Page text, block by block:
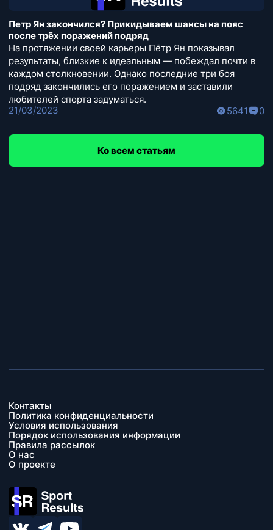
Петр Ян закончился? Прикидываем шансы на пояс
после трёх поражений подряд
На протяжении своей карьеры Пётр Ян показывал
результаты, близкие к идеальным — побеждал почти в
каждом столкновении. Однако последние три боя
подряд закончились его поражением и заставили
любителей спорта задуматься.
21/03/2023
5641 0
Ко всем статьям
Контакты
Политика конфиденциальности
Условия использования
Порядок использования информации
Правила рассылок
О нас
О проекте